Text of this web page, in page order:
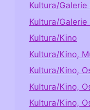
Kultura/Galerie
Kultura/Galerie
Kultura/Kino
Kultura/Kino,
Kultura/Kino,
Kultura/Kino,
Kultura/Kino,